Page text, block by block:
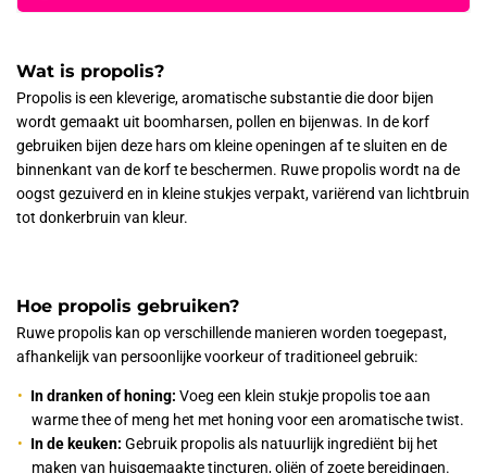
Wat is propolis?
Propolis is een kleverige, aromatische substantie die door bijen
wordt gemaakt uit boomharsen, pollen en bijenwas. In de korf
gebruiken bijen deze hars om kleine openingen af te sluiten en de
binnenkant van de korf te beschermen. Ruwe propolis wordt na de
oogst gezuiverd en in kleine stukjes verpakt, variërend van lichtbruin
tot donkerbruin van kleur.
Hoe propolis gebruiken?
Ruwe propolis kan op verschillende manieren worden toegepast,
afhankelijk van persoonlijke voorkeur of traditioneel gebruik:
In dranken of honing: Voeg een klein stukje propolis toe aan
warme thee of meng het met honing voor een aromatische twist.
In de keuken: Gebruik propolis als natuurlijk ingrediënt bij het
maken van huisgemaakte tincturen, oliën of zoete bereidingen.